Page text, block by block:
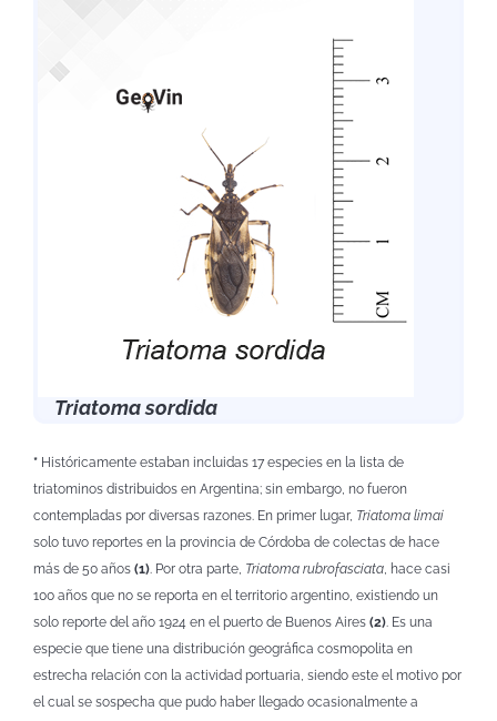
Triatoma sordida
*Históricamente estaban incluidas 17 especies en la lista de
triatominos distribuidos en Argentina; sin embargo, no fueron
contempladas por diversas razones. En primer lugar, Triatoma limai
solo tuvo reportes en la provincia de Córdoba de colectas de hace
más de 50 años (1). Por otra parte, Triatoma rubrofasciata, hace casi
100 años que no se reporta en el territorio argentino, existiendo un
solo reporte del año 1924 en el puerto de Buenos Aires (2). Es una
especie que tiene una distribución geográfica cosmopolita en
estrecha relación con la actividad portuaria, siendo este el motivo por
el cual se sospecha que pudo haber llegado ocasionalmente a